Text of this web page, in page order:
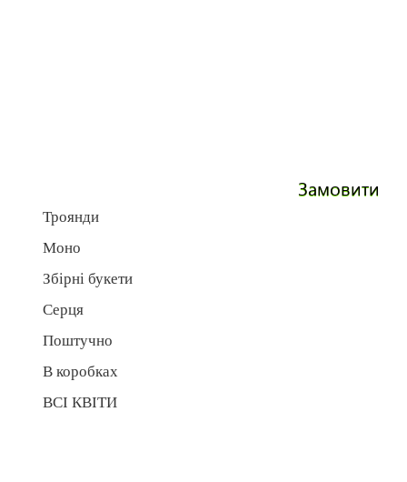
Замовити
Троянди
Моно
Збірні букети
Серця
Поштучно
В коробках
ВСІ КВІТИ